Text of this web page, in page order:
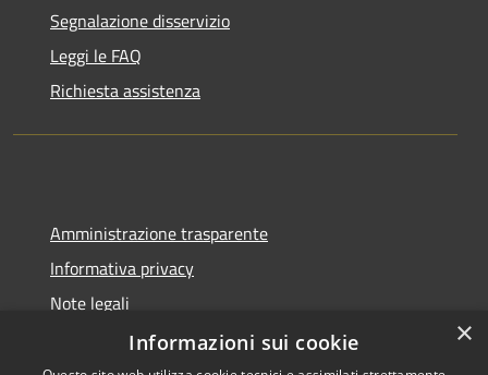
Segnalazione disservizio
Leggi le FAQ
Richiesta assistenza
Amministrazione trasparente
Informativa privacy
Note legali
Dichiarazione di accessibilità
×
Informazioni sui cookie